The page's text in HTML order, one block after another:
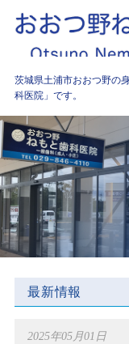
茨城県土浦市おおつ野の
科医院」です。
ホーム
診療内容
院長挨拶
院内紹介
最新情報
2025年05月01日